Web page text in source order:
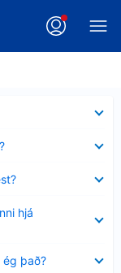
hjá
ég það?